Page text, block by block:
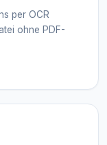
per OCR
ohne PDF-